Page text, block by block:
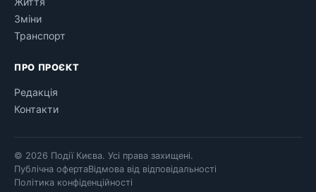
Зміни
Транспорт
ПРО ПРОЄКТ
Редакція
Контакти
© 2026 Події Києва. Усі права захищені.
Публічна офертаВідмова від відповідальності
Політика конфіденційності